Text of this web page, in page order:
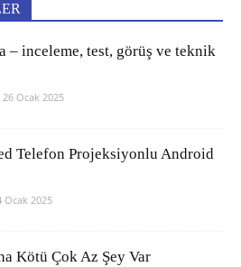
– inceleme, test, görüş ve teknik
26 Ocak 2025
Telefon Projeksiyonlu Android
Ocak 2025
Kötü Çok Az Şey Var